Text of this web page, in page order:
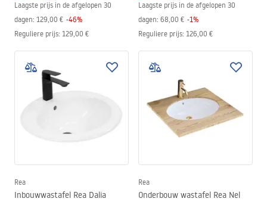
Laagste prijs in de afgelopen 30
dagen: 129,00 € -46%
Reguliere prijs: 129,00 €
Laagste prijs in de afgelopen 30
dagen: 68,00 € -1%
Reguliere prijs: 126,00 €
Rea
Inbouwwastafel Rea Dalia
Rea
Onderbouw wastafel Rea Nel